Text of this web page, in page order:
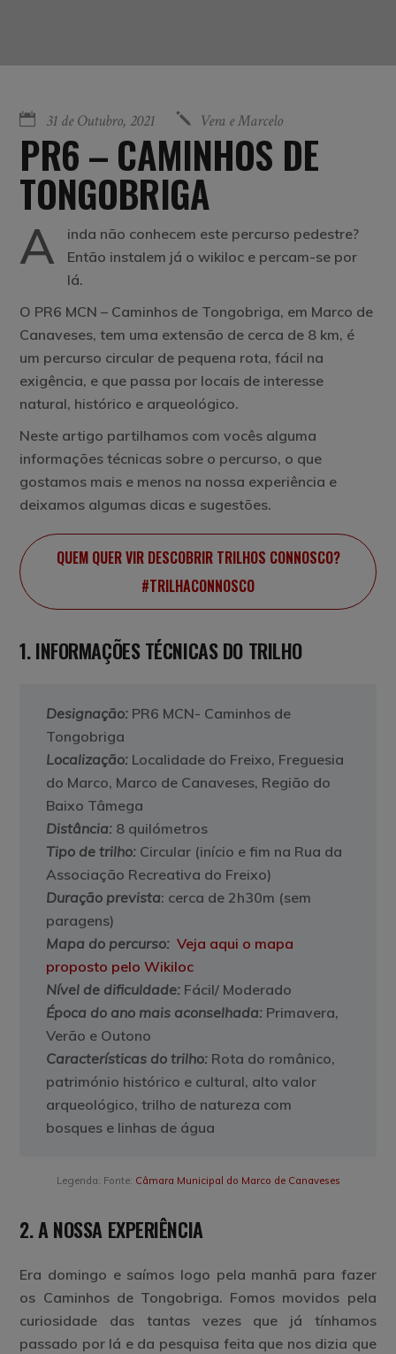
31 de Outubro, 2021 Vera e Marcelo
PR6 – CAMINHOS DE
TONGOBRIGA
A
inda não conhecem este percurso pedestre?
Então instalem já o wikiloc e percam-se por
lá.
O PR6 MCN – Caminhos de Tongobriga, em Marco de
Canaveses, tem uma extensão de cerca de 8 km, é
um percurso circular de pequena rota, fácil na
exigência, e que passa por locais de interesse
natural, histórico e arqueológico.
Neste artigo partilhamos com vocês alguma
informações técnicas sobre o percurso, o que
gostamos mais e menos na nossa experiência e
deixamos algumas dicas e sugestões.
QUEM QUER VIR DESCOBRIR TRILHOS CONNOSCO?
#TRILHACONNOSCO
1. INFORMAÇÕES TÉCNICAS DO TRILHO
Designação: PR6 MCN- Caminhos de
Tongobriga
Localização: Localidade do Freixo, Freguesia
do Marco, Marco de Canaveses, Região do
Baixo Tâmega
Distância: 8 quilómetros
Tipo de trilho: Circular (início e fim na Rua da
Associação Recreativa do Freixo)
Duração prevista: cerca de 2h30m (sem
paragens)
Mapa do percurso: Veja aqui o mapa
proposto pelo Wikiloc
Nível de dificuldade: Fácil/ Moderado
Época do ano mais aconselhada: Primavera,
Verão e Outono
Características do trilho: Rota do românico,
património histórico e cultural, alto valor
arqueológico, trilho de natureza com
bosques e linhas de água
Legenda: Fonte: Câmara Municipal do Marco de Canaveses
2. A NOSSA EXPERIÊNCIA
Era domingo e saímos logo pela manhã para fazer
os Caminhos de Tongobriga. Fomos movidos pela
curiosidade das tantas vezes que já tínhamos
passado por lá e da pesquisa feita que nos dizia que